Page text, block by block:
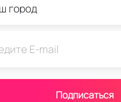
Подписаться